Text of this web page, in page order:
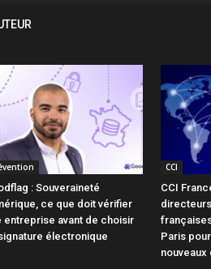
: Souveraineté
ce que doit vérifier
entreprise avant de choisir
électronique
CCI
CCI
Paris